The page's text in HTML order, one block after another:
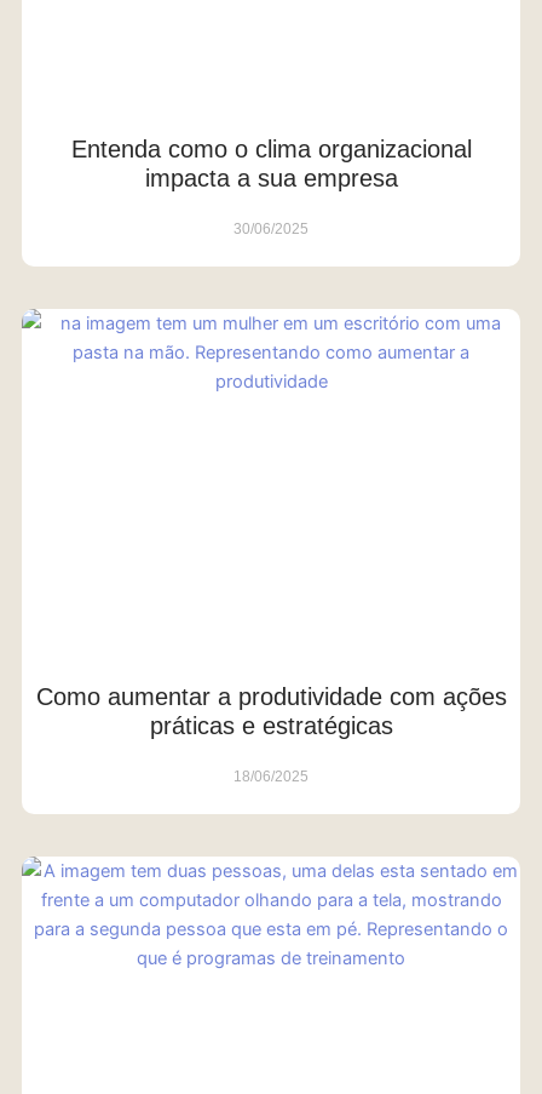
Entenda como o clima organizacional
impacta a sua empresa
30/06/2025
Como aumentar a produtividade com ações
práticas e estratégicas
18/06/2025